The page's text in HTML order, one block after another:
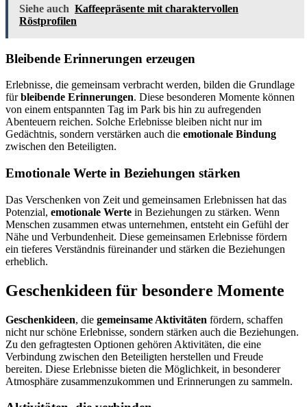
Siehe auch Kaffeepräsente mit charaktervollen
Röstprofilen
Bleibende Erinnerungen erzeugen
Erlebnisse, die gemeinsam verbracht werden, bilden die Grundlage
fürbleibende Erinnerungen. Diese besonderen Momente können
von einem entspannten Tag im Park bis hin zu aufregenden
Abenteuern reichen. Solche Erlebnisse bleiben nicht nur im
Gedächtnis, sondern verstärken auch die emotionale Bindung
zwischen den Beteiligten.
Emotionale Werte in Beziehungen stärken
Das Verschenken von Zeit und gemeinsamen Erlebnissen hat das
Potenzial, emotionale Werte in Beziehungen zu stärken. Wenn
Menschen zusammen etwas unternehmen, entsteht ein Gefühl der
Nähe und Verbundenheit. Diese gemeinsamen Erlebnisse fördern
ein tieferes Verständnis füreinander und stärken die Beziehungen
erheblich.
Geschenkideen für besondere Momente
Geschenkideen, die gemeinsame Aktivitäten fördern, schaffen
nicht nur schöne Erlebnisse, sondern stärken auch die Beziehungen.
Zu den gefragtesten Optionen gehören Aktivitäten, die eine
Verbindung zwischen den Beteiligten herstellen und Freude
bereiten. Diese Erlebnisse bieten die Möglichkeit, in besonderer
Atmosphäre zusammenzukommen und Erinnerungen zu sammeln.